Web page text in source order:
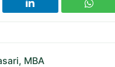
MBA